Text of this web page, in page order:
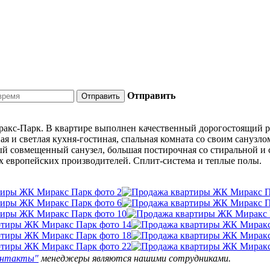
Отправить
Парк. В квартире выполнен качественный дорогостоящий
и светлая кухня-гостиная, спальная комната со своим
совмещенный санузел, большая постирочная со
европейских производителей. Сплит-система и теплые полы.
менеджеры являются нашими сотрудниками.